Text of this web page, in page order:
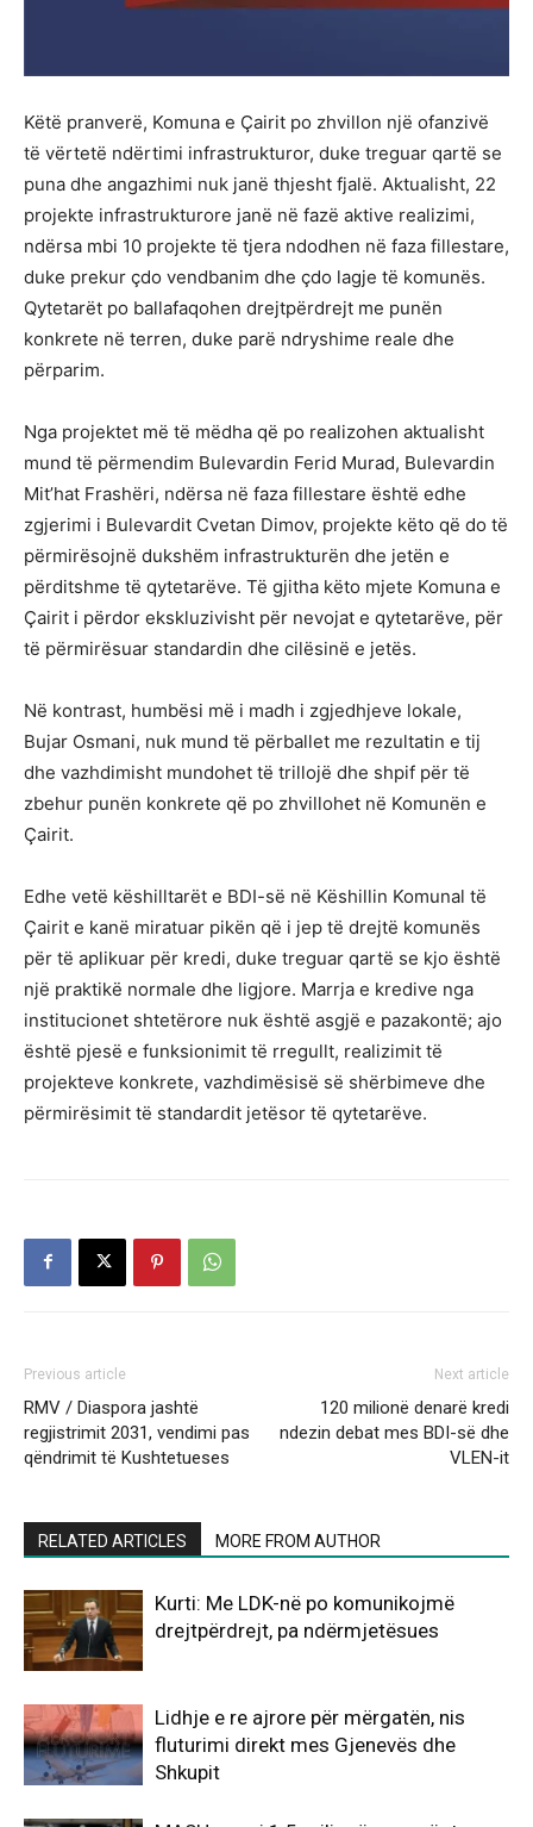
Këtë pranverë, Komuna e Çairit po zhvillon një ofanzivë
të vërtetë ndërtimi infrastrukturor, duke treguar qartë se
puna dhe angazhimi nuk janë thjesht fjalë. Aktualisht, 22
projekte infrastrukturore janë në fazë aktive realizimi,
ndërsa mbi 10 projekte të tjera ndodhen në faza fillestare,
duke prekur çdo vendbanim dhe çdo lagje të komunës.
Qytetarët po ballafaqohen drejtpërdrejt me punën
konkrete në terren, duke parë ndryshime reale dhe
përparim.
Nga projektet më të mëdha që po realizohen aktualisht
mund të përmendim Bulevardin Ferid Murad, Bulevardin
Mit’hat Frashëri, ndërsa në faza fillestare është edhe
zgjerimi i Bulevardit Cvetan Dimov, projekte këto që do të
përmirësojnë dukshëm infrastrukturën dhe jetën e
përditshme të qytetarëve. Të gjitha këto mjete Komuna e
Çairit i përdor ekskluzivisht për nevojat e qytetarëve, për
të përmirësuar standardin dhe cilësinë e jetës.
Në kontrast, humbësi më i madh i zgjedhjeve lokale,
Bujar Osmani, nuk mund të përballet me rezultatin e tij
dhe vazhdimisht mundohet të trillojë dhe shpif për të
zbehur punën konkrete që po zhvillohet në Komunën e
Çairit.
Edhe vetë këshilltarët e BDI-së në Këshillin Komunal të
Çairit e kanë miratuar pikën që i jep të drejtë komunës
për të aplikuar për kredi, duke treguar qartë se kjo është
një praktikë normale dhe ligjore. Marrja e kredive nga
institucionet shtetërore nuk është asgjë e pazakontë; ajo
është pjesë e funksionimit të rregullt, realizimit të
projekteve konkrete, vazhdimësisë së shërbimeve dhe
përmirësimit të standardit jetësor të qytetarëve.
Previous article
RMV / Diaspora jashtë
regjistrimit 2031, vendimi pas
qëndrimit të Kushtetueses
Next article
120 milionë denarë kredi
ndezin debat mes BDI-së dhe
VLEN-it
RELATED ARTICLES MORE FROM AUTHOR
Kurti: Me LDK-në po komunikojmë
drejtpërdrejt, pa ndërmjetësues
Lidhje e re ajrore për mërgatën, nis
fluturimi direkt mes Gjenevës dhe
Shkupit